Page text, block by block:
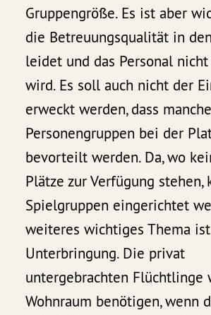
Gruppengröße. Es ist aber
die Betreuungsqualität in
leidet und das Personal
wird. Es soll auch nicht der
erweckt werden, dass manche
Personengruppen bei der
bevorteilt werden. Da, wo
Plätze zur Verfügung stehen,
Spielgruppen eingerichtet
weiteres wichtiges Thema
Unterbringung. Die privat
untergebrachten Flüchtlinge
Wohnraum benötigen, wenn